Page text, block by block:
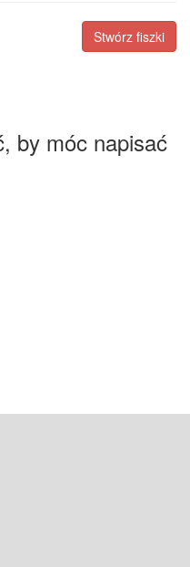
Stwórz fiszki
by móc napisać